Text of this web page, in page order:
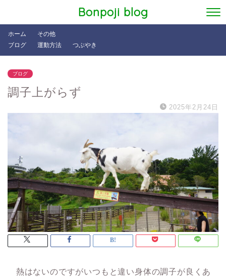
Bonpoji blog
ホーム
ブログ
その他
運動方法
つぶやき
ブログ
調子上がらず
2025年2月24日
熱はないのですがいつもと違い身体の調子が良くあ